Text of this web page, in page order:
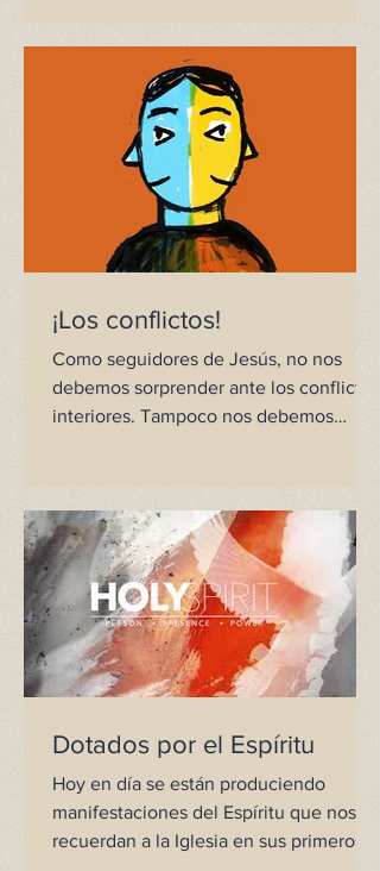
¡Los conflictos!
Como seguidores de Jesús, no nos
debemos sorprender ante los conflictos
interiores. Tampoco nos debemos
Dotados por el Espíritu
Hoy en día se están produciendo
manifestaciones del Espíritu que nos
recuerdan a la Iglesia en sus primeros